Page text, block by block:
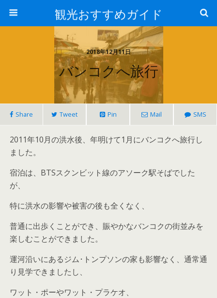
観光おすすめガイド
2018年12月11日
バンコクへ旅行
Share Tweet Pin Mail SMS
2011年10月の洪水後、年明けて1月にバンコクへ旅行し
ました。
宿泊は、BTSスクンビット線のアソーク駅そばでした
が、
特に洪水の影響や被害の後も全くなく、
普通に出歩くことができ、賑やかなバンコクの街並みを
楽しむことができました。
運河沿いにあるジム･トンプソンの家も影響なく、通常通
り見学できましたし、
ワット・ポーやワット・プラケオ、